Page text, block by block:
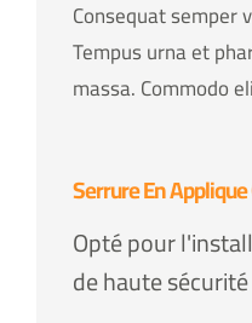
Consequat semper
Tempus urna et
massa. Commodo
Serrure En
Opté pour
de haute